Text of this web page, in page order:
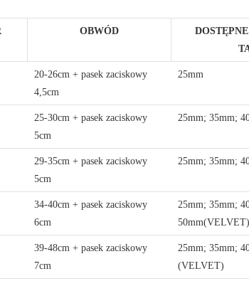
OBWÓD
20-26cm + pasek zaciskowy
4,5cm
25mm
25-30cm + pasek zaciskowy
5cm
25mm; 35mm;
29-35cm + pasek zaciskowy
5cm
25mm; 35mm;
34-40cm + pasek zaciskowy
6cm
25mm; 35mm;
50mm(VELVET)
39-48cm + pasek zaciskowy
7cm
25mm; 35mm;
(VELVET)